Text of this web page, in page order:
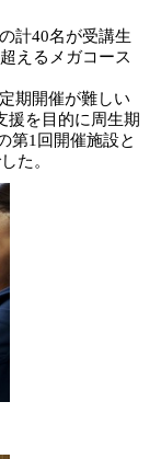
計40名が受講生
えるメガコース
期開催が難しい
援を目的に周生期
第1回開催施設と
た。